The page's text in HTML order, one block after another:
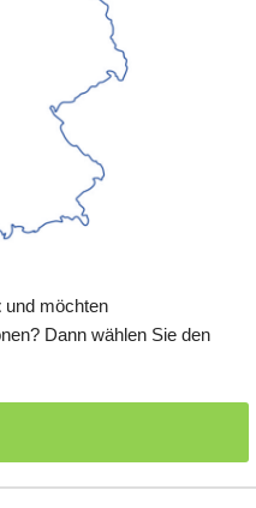
und möchten
Dann wählen Sie den